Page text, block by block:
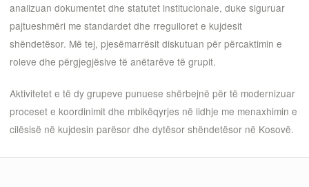
analizuan dokumentet dhe statutet institucionale, duke siguruar
pajtueshmëri me standardet dhe rregulloret e kujdesit
shëndetësor. Më tej, pjesëmarrësit diskutuan për përcaktimin e
roleve dhe përgjegjësive të anëtarëve të grupit.
Aktivitetet e të dy grupeve punuese shërbejnë për të modernizuar
proceset e koordinimit dhe mbikëqyrjes në lidhje me menaxhimin e
cilësisë në kujdesin parësor dhe dytësor shëndetësor në Kosovë.